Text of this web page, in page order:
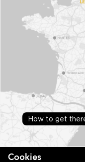
How to get
Cookies